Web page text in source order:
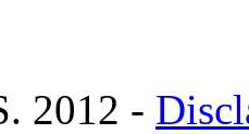
2012 -